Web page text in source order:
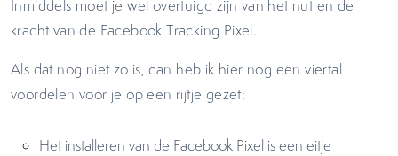
Inmiddels moet je wel overtuigd zijn van het nut en de
kracht van de Facebook Tracking Pixel.
Als dat nog niet zo is, dan heb ik hier nog een viertal
voordelen voor je op een rijtje gezet:
Het installeren van de Facebook Pixel is een eitje